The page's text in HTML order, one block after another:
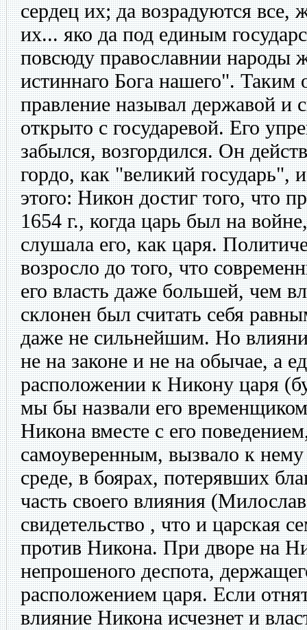
сердец их; да возрадуются
их... яко да под единым
повсюду православнии народы
истиннаго Бога нашего". Таким
правление называл державой и
открыто с государевой. Его
забылся, возгордился. Он
гордо, как "великий государь",
этого: Никон достиг того, что
1654 г., когда царь был на
слушала его, как царя.
возросло до того, что
его власть даже большей, чем
склонен был считать себя
даже не сильнейшим. Но
не на законе и не на обычае, а
расположении к Никону царя
мы бы назвали его
Никона вместе с его
самоуверенным, вызвало к
среде, в боярах, потерявших
часть своего влияния
свидетельство , что и царская
против Никона. При дворе на
непрошеного деспота,
расположением царя. Если
влияние Никона исчезнет и